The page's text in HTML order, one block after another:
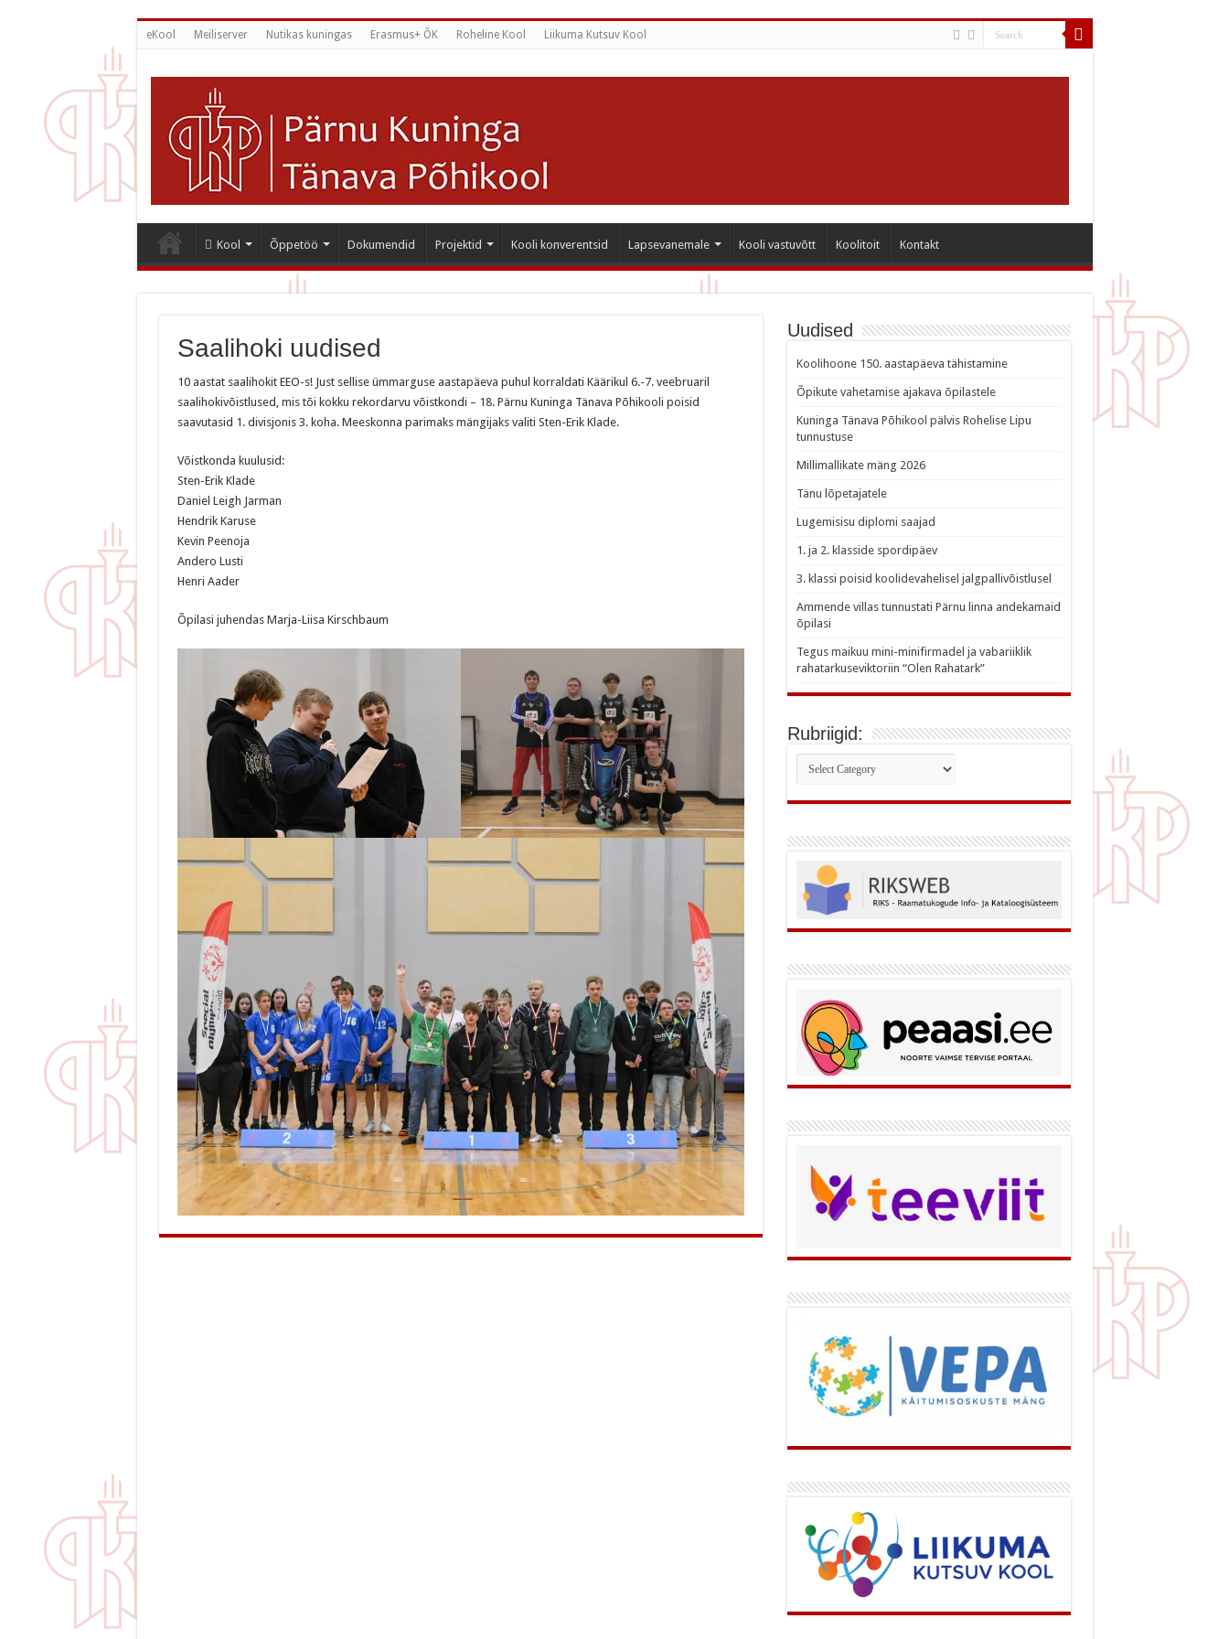
eKool Meiliserver Nutikas kuningas Erasmus+ ÕK Roheline Kool Liikuma Kutsuv Kool
Kool Õppetöö Dokumendid Projektid Kooli konverentsid Lapsevanemale Kooli vastuvõtt Koolitoit Kontakt
Saalihoki uudised
10 aastat saalihokit EEO-s! Just sellise ümmarguse aastapäeva puhul korraldati Käärikul 6.-7. veebruaril
saalihokivõistlused, mis tõi kokku rekordarvu võistkondi – 18. Pärnu Kuninga Tänava Põhikooli poisid
saavutasid 1. divisjonis 3. koha. Meeskonna parimaks mängijaks valiti Sten-Erik Klade.
Võistkonda kuulusid:
Sten-Erik Klade
Daniel Leigh Jarman
Hendrik Karuse
Kevin Peenoja
Andero Lusti
Henri Aader
Õpilasi juhendas Marja-Liisa Kirschbaum
Uudised
Koolihoone 150. aastapäeva tähistamine
Õpikute vahetamise ajakava õpilastele
Kuninga Tänava Põhikool pälvis Rohelise Lipu
tunnustuse
Millimallikate mäng 2026
Tänu lõpetajatele
Lugemisisu diplomi saajad
1. ja 2. klasside spordipäev
3. klassi poisid koolidevahelisel jalgpallivõistlusel
Ammende villas tunnustati Pärnu linna andekamaid
õpilasi
Tegus maikuu mini-minifirmadel ja vabariiklik
rahatarkuseviktoriin “Olen Rahatark”
Rubriigid:
Rubriigid: